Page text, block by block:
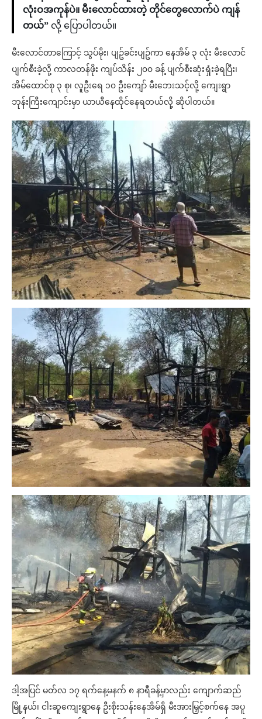
လုံးဝအကုန်ပဲ။ မီးလောင်ထားတဲ့ တိုင်တွေလောက်ပဲ ကျန်
တယ်” လို့ ပြောပါတယ်။
မီးလောင်တာကြောင့် သွပ်မိုး၊ ပျဥ်ခင်းပျဥ်ကာ နေအိမ် ၃ လုံး မီးလောင်
ပျက်စီးခဲ့လို့ ကာလတန်ဖိုး ကျပ်သိန်း ၂၀၀ ခန့် ပျက်စီးဆုံးရှုံးခဲ့ရပြီး၊
အိမ်ထောင်စု ၃ စု၊ လူဦးရေ ၁၀ ဦးကျော် မီးဘေးသင့်လို့ ကျေးရွာ
ဘုန်းကြီးကျောင်းမှာ ယာယီနေထိုင်နေရတယ်လို့ ဆိုပါတယ်။
ဒါ့အပြင် မတ်လ ၁၇ ရက်နေ့မနက် ၈ နာရီခန့်မှာလည်း ကျောက်ဆည်
မြို့နယ်၊ ငါးဆူကျေးရွာနေ ဦးစိုးသန်းနေအိမ်ရှိ မီးအားမြှင့်စက်နေ အပူ